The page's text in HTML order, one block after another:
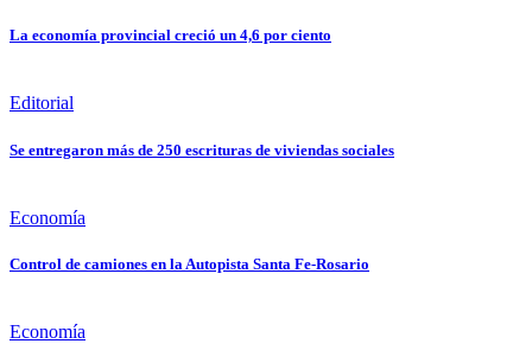
La economía provincial creció un 4,6 por ciento
Editorial
Se entregaron más de 250 escrituras de viviendas sociales
Economía
Control de camiones en la Autopista Santa Fe-Rosario
Economía